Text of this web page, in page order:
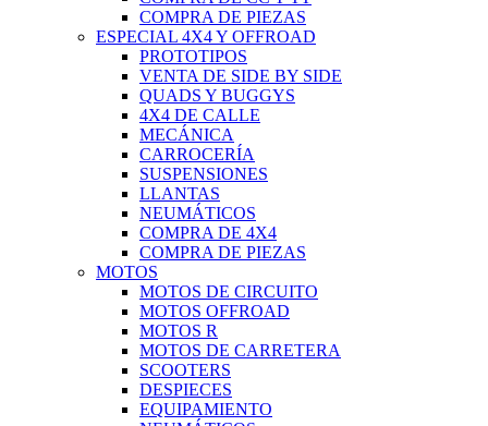
COMPRA DE PIEZAS
ESPECIAL 4X4 Y OFFROAD
PROTOTIPOS
VENTA DE SIDE BY SIDE
QUADS Y BUGGYS
4X4 DE CALLE
MECÁNICA
CARROCERÍA
SUSPENSIONES
LLANTAS
NEUMÁTICOS
COMPRA DE 4X4
COMPRA DE PIEZAS
MOTOS
MOTOS DE CIRCUITO
MOTOS OFFROAD
MOTOS R
MOTOS DE CARRETERA
SCOOTERS
DESPIECES
EQUIPAMIENTO